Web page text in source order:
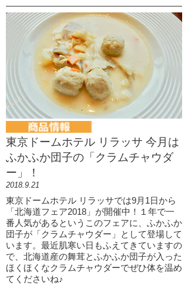
東京ドームホテル リラッサ 今月は
ふかふか団子の「クラムチャウダ
ー」！
2018.9.21
東京ドームホテル リラッサでは​9月1日から
「北海道フェア2018」が開催中！１年で一
番人気があるというこのフェアに、ふかふか
団子が「クラムチャウダー」として登場して
います。最近肌寒い日もふえてきていますの
で、北海道産の舞茸とふかふか団子が入った
ほくほくなクラムチャウダーでぜひ体を温め
てくださいね♪